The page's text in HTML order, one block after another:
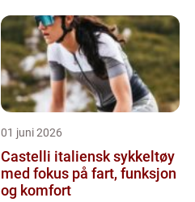
01 juni 2026
Castelli italiensk sykkeltøy
med fokus på fart, funksjon
og komfort